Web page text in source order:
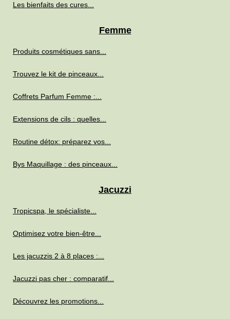
Les bienfaits des cures...
Femme
Produits cosmétiques sans...
Trouvez le kit de pinceaux...
Coffrets Parfum Femme :...
Extensions de cils : quelles...
Routine détox: préparez vos...
Bys Maquillage : des pinceaux...
Jacuzzi
Tropicspa, le spécialiste...
Optimisez votre bien-être...
Les jacuzzis 2 à 8 places :...
Jacuzzi pas cher : comparatif...
Découvrez les promotions...